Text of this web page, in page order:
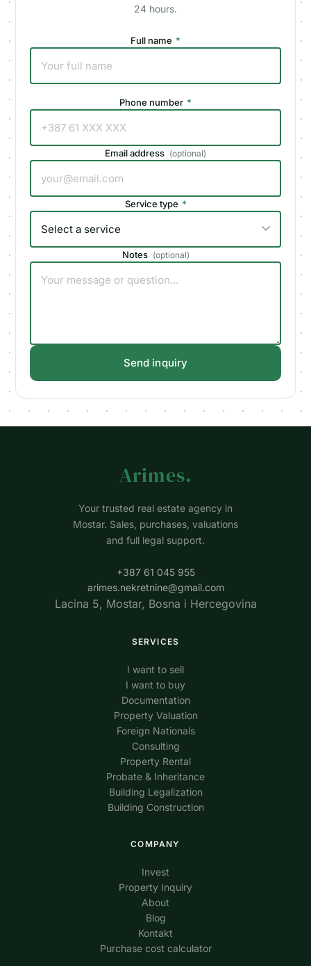
24 hours.
Full name *
Phone number *
Email address (optional)
Service type *
Notes (optional)
Send inquiry
Arimes.
Your trusted real estate agency in
Mostar. Sales, purchases, valuations
and full legal support.
+387 61 045 955
arimes.nekretnine@gmail.com
Lacina 5, Mostar, Bosna i Hercegovina
SERVICES
I want to sell
I want to buy
Documentation
Property Valuation
Foreign Nationals
Consulting
Property Rental
Probate & Inheritance
Building Legalization
Building Construction
COMPANY
Invest
Property Inquiry
About
Blog
Kontakt
Purchase cost calculator